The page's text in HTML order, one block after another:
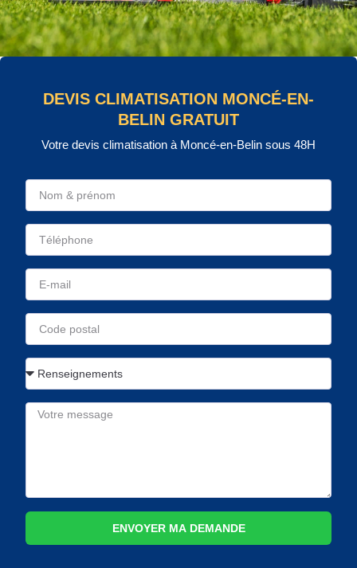
DEVIS CLIMATISATION MONCÉ-EN-
BELIN GRATUIT
Votre devis climatisation à Moncé-en-Belin sous 48H
ENVOYER MA DEMANDE